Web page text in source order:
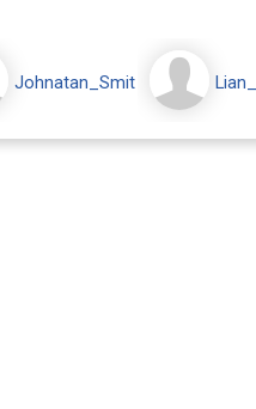
Johnatan_Smith